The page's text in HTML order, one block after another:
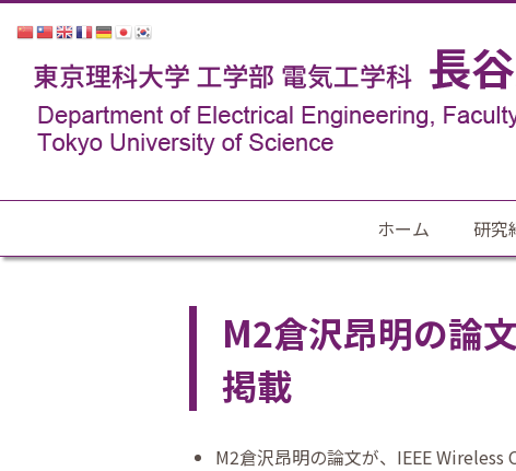
ホーム 研究
M2倉沢昂明の論
掲載
M2倉沢昂明の論文が、IEEE